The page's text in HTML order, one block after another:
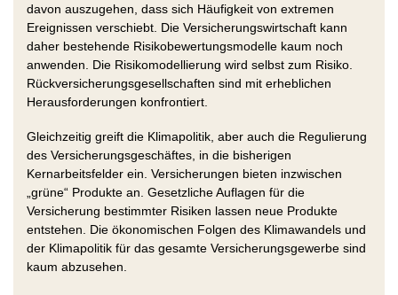
davon auszugehen, dass sich Häufigkeit von extremen
Ereignissen verschiebt. Die Versicherungswirtschaft kann
daher bestehende Risikobewertungsmodelle kaum noch
anwenden. Die Risikomodellierung wird selbst zum Risiko.
Rückversicherungsgesellschaften sind mit erheblichen
Herausforderungen konfrontiert.
Gleichzeitig greift die Klimapolitik, aber auch die Regulierung
des Versicherungsgeschäftes, in die bisherigen
Kernarbeitsfelder ein. Versicherungen bieten inzwischen
„grüne“ Produkte an. Gesetzliche Auflagen für die
Versicherung bestimmter Risiken lassen neue Produkte
entstehen. Die ökonomischen Folgen des Klimawandels und
der Klimapolitik für das gesamte Versicherungsgewerbe sind
kaum abzusehen.